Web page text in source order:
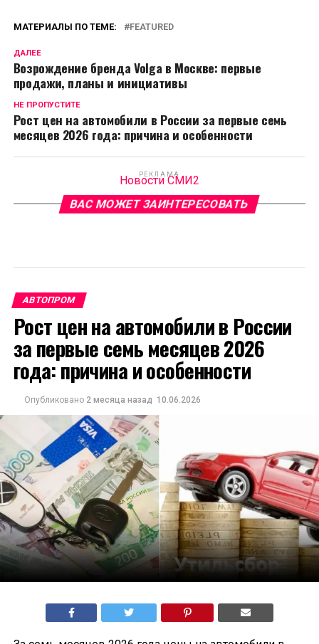
МАТЕРИАЛЫ ПО ТЕМЕ: FEATURED
ДАЛЕЕ
Возрождение бренда Volga в Москве: первые
продажи, планы и инициативы
НЕ ПРОПУСТИТЕ
Рост цен на автомобили в России за первые семь
месяцев 2026 года: причина и особенности
РЕКЛАМА
Новости СМИ2
ВАС МОЖЕТ ЗАИНТЕРЕСОВАТЬ
АВТОПРОМ
Рост цен на автомобили в России
за первые семь месяцев 2026
года: причина и особенности
Опубликовано 2 месяца назад 10.06.2026